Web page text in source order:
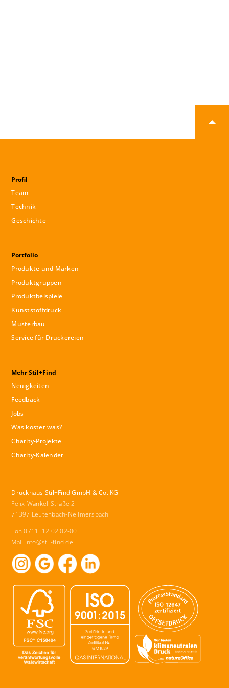
Profil
Team
Technik
Geschichte
Portfolio
Produkte und Marken
Produktgruppen
Produktbeispiele
Kunststoffdruck
Musterbau
Service für Druckereien
Mehr Stil+Find
Neuigkeiten
Feedback
Jobs
Was kostet was?
Charity-Projekte
Charity-Kalender
Druckhaus Stil+Find GmbH & Co. KG
Felix-Wankel-Straße 2
71397 Leutenbach-Nellmersbach
Fon 0711. 12 02 02-00
Mail info@stil-find.de